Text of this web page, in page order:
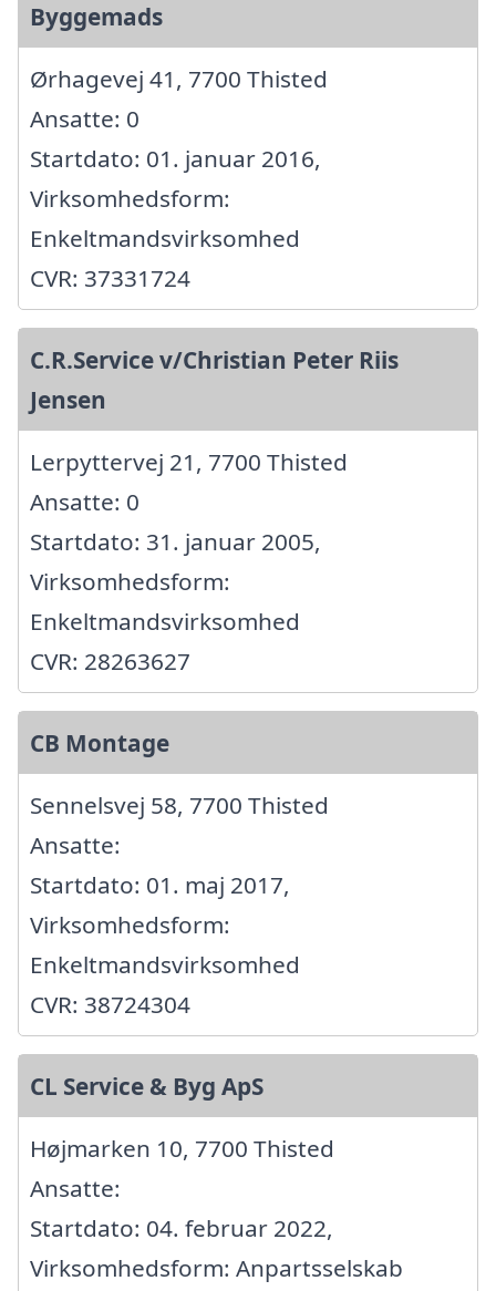
Byggemads
Ørhagevej 41, 7700 Thisted
Ansatte: 0
Startdato: 01. januar 2016,
Virksomhedsform:
Enkeltmandsvirksomhed
CVR: 37331724
C.R.Service v/Christian Peter Riis
Jensen
Lerpyttervej 21, 7700 Thisted
Ansatte: 0
Startdato: 31. januar 2005,
Virksomhedsform:
Enkeltmandsvirksomhed
CVR: 28263627
CB Montage
Sennelsvej 58, 7700 Thisted
Ansatte:
Startdato: 01. maj 2017,
Virksomhedsform:
Enkeltmandsvirksomhed
CVR: 38724304
CL Service & Byg ApS
Højmarken 10, 7700 Thisted
Ansatte:
Startdato: 04. februar 2022,
Virksomhedsform: Anpartsselskab